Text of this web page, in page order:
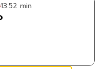
13:52 min